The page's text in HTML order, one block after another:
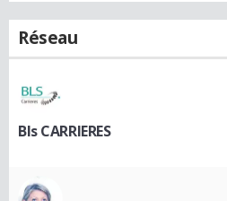
Réseau
Bls CARRIERES